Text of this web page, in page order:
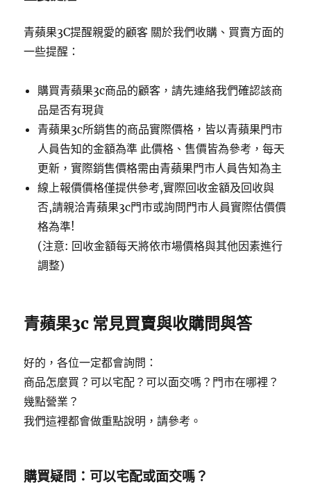
青蘋果3C提醒親愛的顧客 關於我們收購、買賣方面的
一些提醒：
購買青蘋果3c商品的顧客，請先連絡我們確認該商
品是否有現貨
青蘋果3c所銷售的商品實際價格，皆以青蘋果門市
人員告知的金額為準 此價格、售價皆為參考，每天
更新，實際銷售價格需由青蘋果門市人員告知為主
線上報價價格僅提供參考,實際回收金額及回收與
否,請親洽青蘋果3c門市或詢問門市人員實際估價價
格為準!
(注意: 回收金額每天將依市場價格與其他因素進行
調整)
青蘋果3c 常見買賣與收購問與答
好的，各位一定都會詢問：
商品怎麼買？可以宅配？可以面交嗎？門市在哪裡？
幾點營業？
我們這裡都會做重點說明，請參考。
購買疑問：可以宅配或面交嗎？